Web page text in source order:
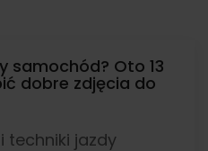
samochód? Oto 13
dobre zdjęcia do
techniki jazdy